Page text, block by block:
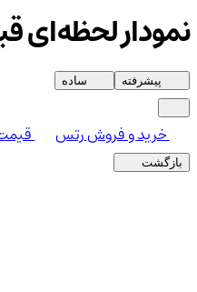
نمودار
پیشرفته ساده
خرید و فروش رتس
بازگشت